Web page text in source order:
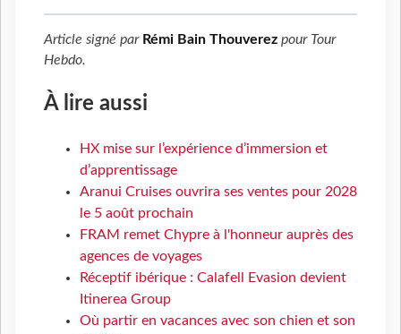
Article signé par Rémi Bain Thouverez pour Tour
Hebdo.
À lire aussi
HX mise sur l’expérience d’immersion et
d’apprentissage
Aranui Cruises ouvrira ses ventes pour 2028
le 5 août prochain
FRAM remet Chypre à l'honneur auprès des
agences de voyages
Réceptif ibérique : Calafell Evasion devient
Itinerea Group
Où partir en vacances avec son chien et son